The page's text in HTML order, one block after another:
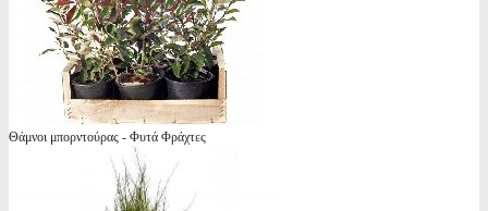
Θάμνοι μπορντούρας - Φυτά Φράχτες